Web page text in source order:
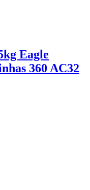
Eagle
360 AC32